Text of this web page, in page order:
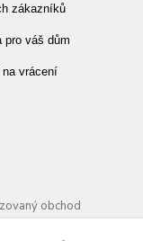
zákazníků
váš dům
vrácení
obchod